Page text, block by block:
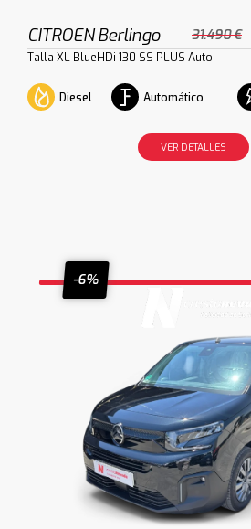
CITROEN Berlingo 31.490 €
Talla XL BlueHDi 130 SS PLUS Auto
Diesel Automático
VER DETALLES
-6%